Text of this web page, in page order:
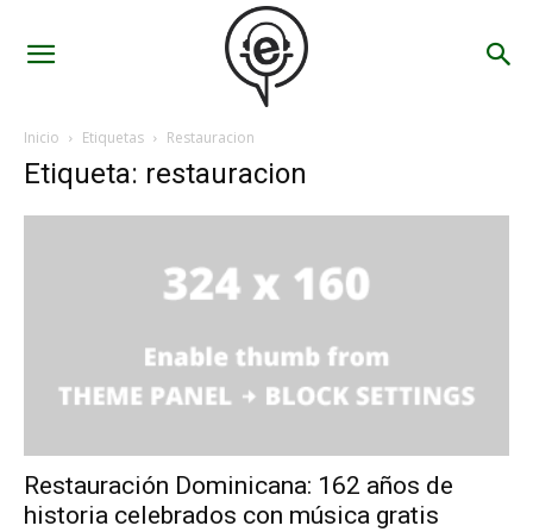
Inicio Etiquetas Restauracion
Etiqueta: restauracion
Restauración Dominicana: 162 años de
historia celebrados con música gratis